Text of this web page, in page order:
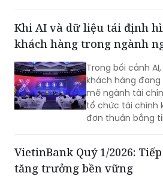
Khi AI và dữ liệu tái định
khách hàng trong ngành
Trong bối cảnh
khách hàng
mẽ ngành tài
tổ chức tài chính
đơn thuần bằng
hàng, siêu cá
công nghệ thành
VietinBank Quý 1/2026:
tăng trưởng bền vững